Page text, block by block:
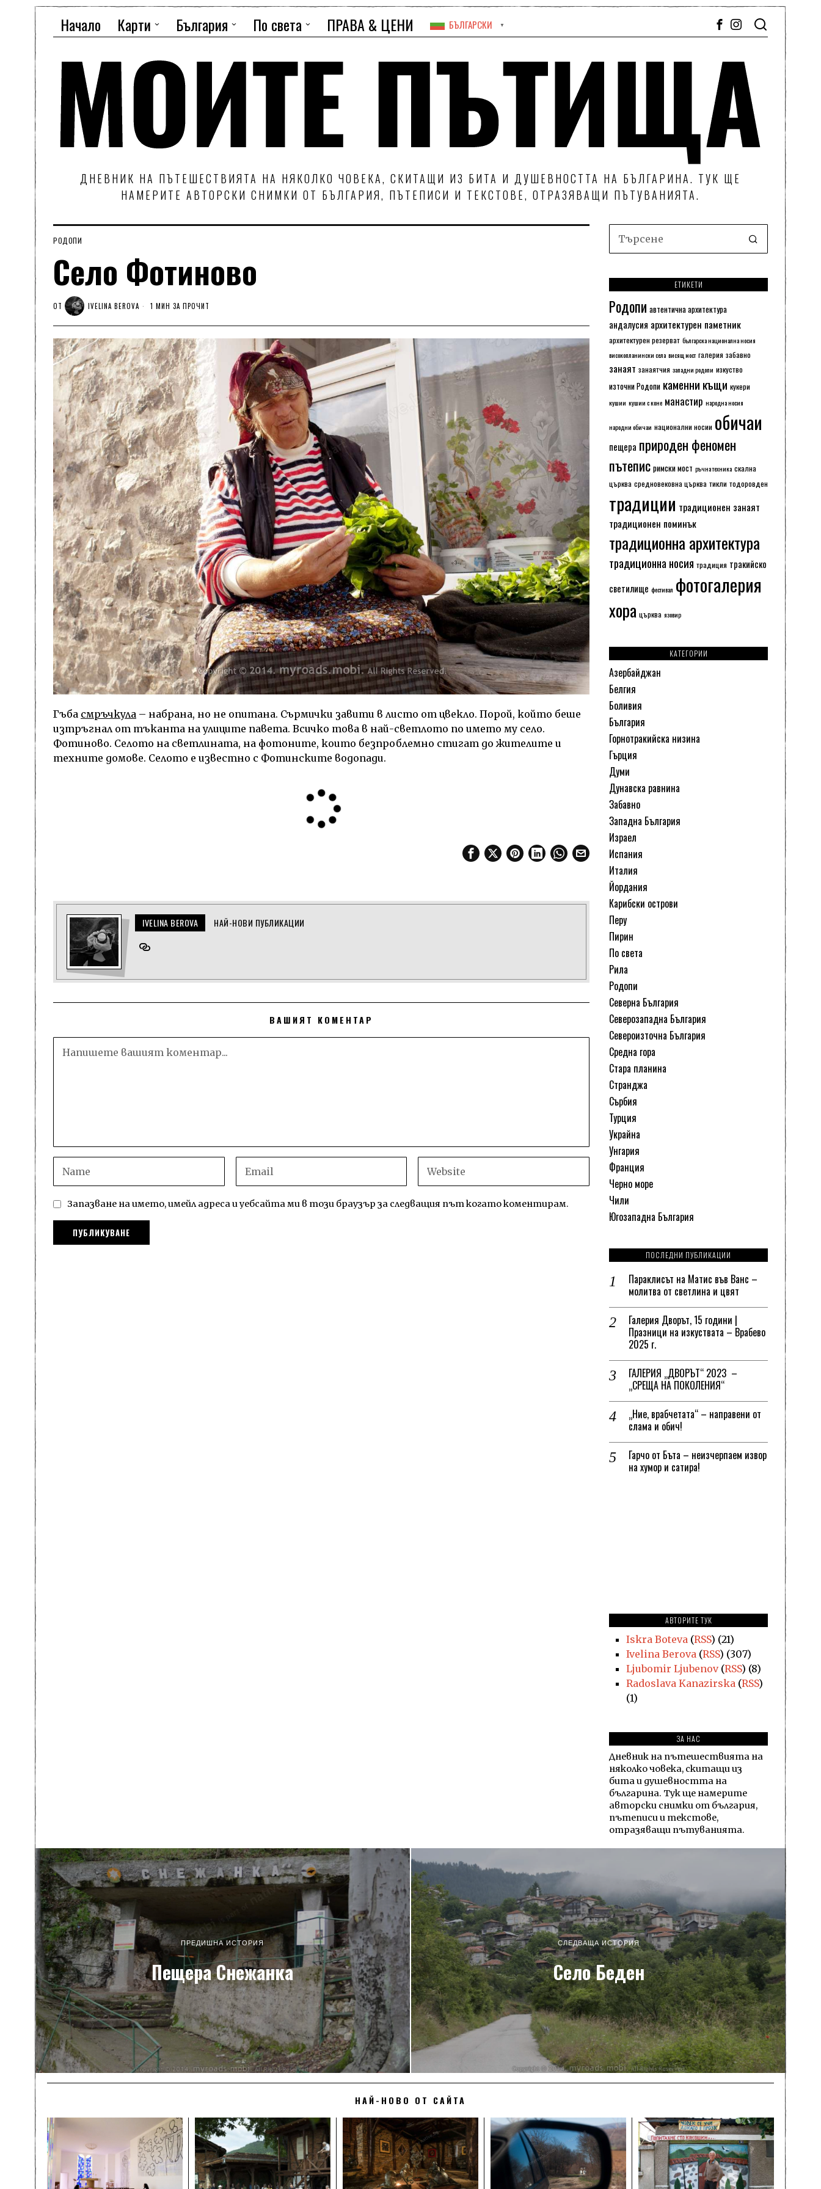
Начало Карти България По света ПРАВА & ЦЕНИ БЪЛГАРСКИ ▼
ДНЕВНИК НА ПЪТЕШЕСТВИЯТА НА НЯКОЛКО ЧОВЕКА, СКИТАЩИ ИЗ БИТА И ДУШЕВНОСТТА НА БЪЛГАРИНА. ТУК ЩЕ
НАМЕРИТЕ АВТОРСКИ СНИМКИ ОТ БЪЛГАРИЯ, ПЪТЕПИСИ И ТЕКСТОВЕ, ОТРАЗЯВАЩИ ПЪТУВАНИЯТА.
РОДОПИ
Село Фотиново
ОТ IVELINA BEROVA 1 МИН ЗА ПРОЧИТ
Гъба смръчкула – набрана, но не опитана. Сърмички завити в листо от цвекло. Порой, който беше
изтръгнал от тъканта на улиците павета. Всичко това в най-светлото по името му село.
Фотиново. Селото на светлината, на фотоните, които безпроблемно стигат до жителите и
техните домове. Селото е известно с Фотинските водопади.
IVELINA BEROVA НАЙ-НОВИ ПУБЛИКАЦИИ
ВАШИЯТ КОМЕНТАР
Запазване на името, имейл адреса и уебсайта ми в този браузър за следващия път когато коментирам.
ЕТИКЕТИ
Родопи автентична архитектура
андалусия архитектурен паметник
архитектурен резерват българска национална носия
високопланински села висящ мост галерия забавно
занаят занаятчия западни родопи изкуство
източни Родопи каменни къщи кукери
кушии кушии с коне манастир народна носия
народни обичаи национални носии обичаи
пещера природен феномен
пътепис римски мост ръчна техника скална
църква средновековна църква тикли тодоровден
традиции традиционен занаят
традиционен поминък
традиционна архитектура
традиционна носия традиция тракийско
светилище фестивал фотогалерия
хора църква язовир
КАТЕГОРИИ
Азербайджан
Белгия
Боливия
България
Горнотракийска низина
Гърция
Думи
Дунавска равнина
Забавно
Западна България
Израел
Испания
Италия
Йордания
Карибски острови
Перу
Пирин
По света
Рила
Родопи
Северна България
Северозападна България
Североизточна България
Средна гора
Стара планина
Странджа
Сърбия
Турция
Украйна
Унгария
Франция
Черно море
Чили
Югозападна България
ПОСЛЕДНИ ПУБЛИКАЦИИ
Параклисът на Матис във Ванс –
молитва от светлина и цвят
Галерия Дворът, 15 години |
Празници на изкуствата – Врабево
2025 г.
ГАЛЕРИЯ „ДВОРЪТ“ 2023 –
„СРЕЩА НА ПОКОЛЕНИЯ“
„Ние, врабчетата“ – направени от
слама и обич!
Гарчо от Бъта – неизчерпаем извор
на хумор и сатира!
АВТОРИТЕ ТУК
Iskra Boteva (RSS) (21)
Ivelina Berova (RSS) (307)
Ljubomir Ljubenov(RSS) (8)
Radoslava Kanazirska (RSS)
(1)
ЗА НАС
Дневник на пътешествията на
няколко човека, скитащи из
бита и душевността на
българина. Тук ще намерите
авторски снимки от българия,
пътеписи и текстове,
отразяващи пътуванията.
ПРЕДИШНА ИСТОРИЯ
Пещера Снежанка
СЛЕДВАЩА ИСТОРИЯ
Село Беден
НАЙ-НОВО ОТ САЙТА